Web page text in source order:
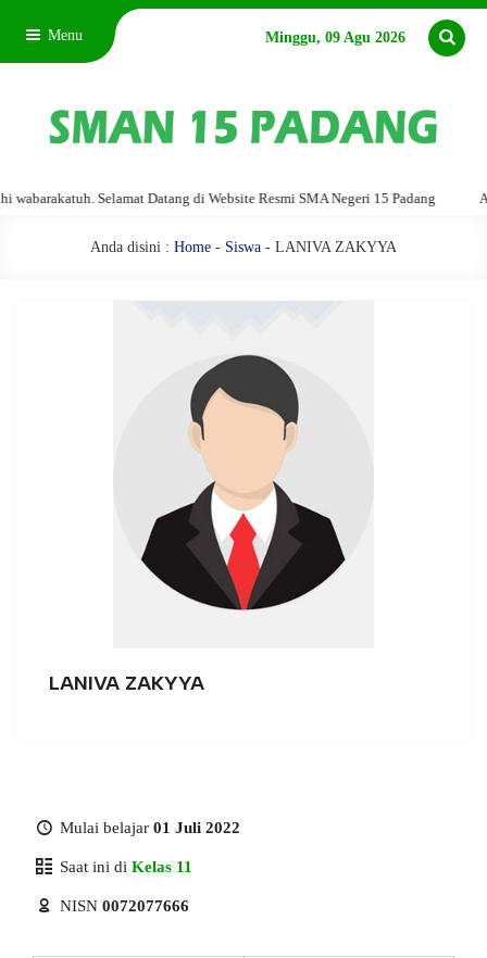
Menu Minggu, 09 Agu 2026
Selamat Datang di Website Resmi SMA Negeri 15 Padang
Anda disini : Home - Siswa - LANIVA ZAKYYA
LANIVA ZAKYYA
Mulai belajar 01 Juli 2022
Saat ini di Kelas 11
NISN 0072077666